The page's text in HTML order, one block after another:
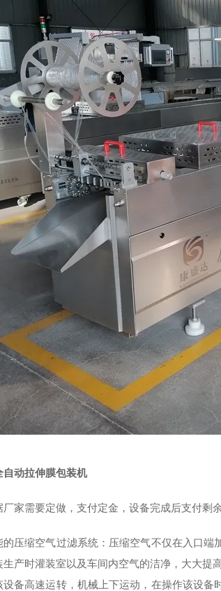
自动拉伸膜包装机
厂家需要定做，支付定金，设备完成后支付剩余
的压缩空气过滤系统：压缩空气不仅在入口
生产时灌装室以及车间内空气的洁净，大大提
设备高速运转，机械上下运动，在操作该设